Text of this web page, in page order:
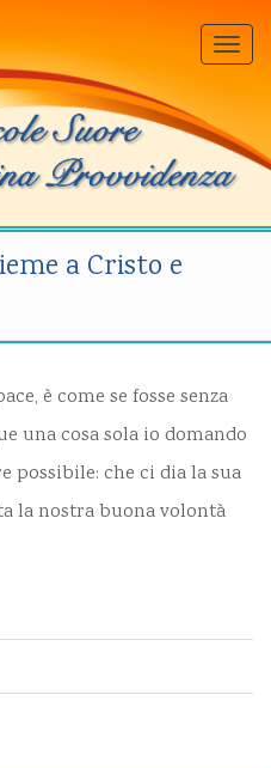
a Cristo e
è come se fosse senza
una cosa sola io domando
possibile: che ci dia la sua
la nostra buona volontà